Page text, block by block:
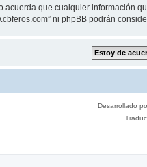
que cualquier información
ni phpBB podrán
Desarrollado